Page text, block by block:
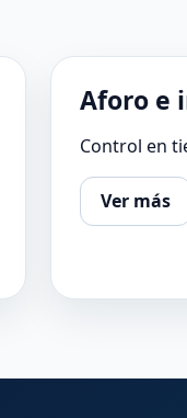
Aforo e
Control en
Ver más